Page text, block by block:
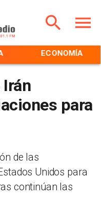
ECONOMÍA
para
de las
Unidos para
continúan las